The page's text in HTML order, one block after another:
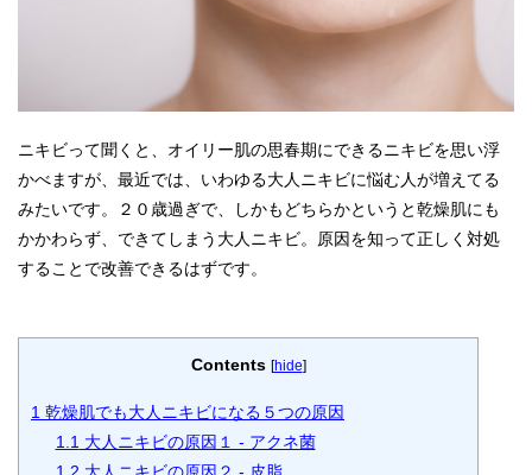
ニキビって聞くと、オイリー肌の思春期にできるニキビを思い浮
かべますが、最近では、いわゆる大人ニキビに悩む人が増えてる
みたいです。２０歳過ぎで、しかもどちらかというと乾燥肌にも
かかわらず、できてしまう大人ニキビ。原因を知って正しく対処
することで改善できるはずです。
Contents [hide]
1 乾燥肌でも大人ニキビになる５つの原因
1.1 大人ニキビの原因１ - アクネ菌